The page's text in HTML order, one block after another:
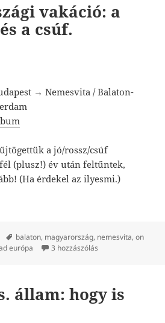
vakáció: a
a csúf.
→ Nemesvita / Balaton-
a jó/rossz/csúf
(plusz!) év után feltűntek,
(Ha érdekel az ilyesmi.)
a jó, a rossz és a csúf.
Címke
balaton, magyarország, nemesvita,on
európa 3 hozzászólás
állam: hogy is